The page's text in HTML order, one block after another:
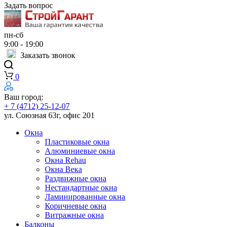
Задать вопрос
пн-сб
9:00 - 19:00
Заказать звонок
0
Ваш город:
+ 7 (4712) 25-12-07
ул. Союзная 63г, офис 201
Окна
Пластиковые окна
Алюминиевые окна
Окна Rehau
Окна Века
Раздвижные окна
Нестандартные окна
Ламинированные окна
Коричневые окна
Витражные окна
Балконы